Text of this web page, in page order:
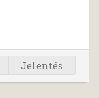
Jelentés